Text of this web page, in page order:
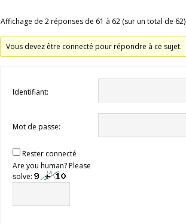
Affichage de 2 réponses de 61 à 62 (sur un total de 62)
Vous devez être connecté pour répondre à ce sujet.
Identifiant:
Mot de passe:
Rester connecté
Are you human? Please
solve: